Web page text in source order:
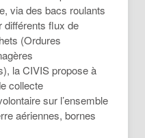
via des bacs roulants
différents flux de
(Ordures
la CIVIS propose à
collecte
sur l’ensemble
aériennes, bornes